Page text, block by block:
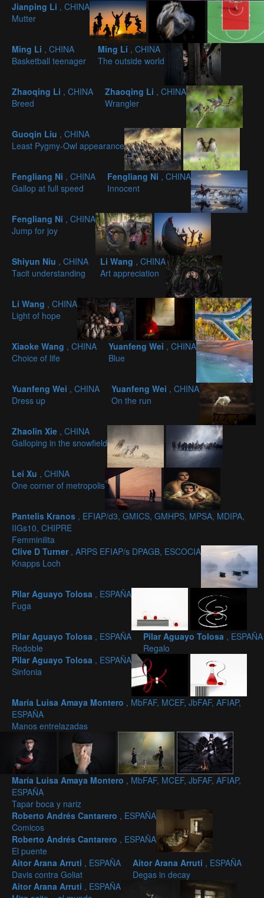
Jianping Li , CHINA
Mutter
Ming Li , CHINA
Basketball teenager
Ming Li , CHINA
The outside world
Zhaoqing Li , CHINA
Breed
Zhaoqing Li , CHINA
Wrangler
Guoqin Liu , CHINA
Least Pygmy-Owl appearance
Fengliang Ni , CHINA
Gallop at full speed
Fengliang Ni , CHINA
Innocent
Fengliang Ni , CHINA
Jump for joy
Shiyun Niu , CHINA
Tacit understanding
Li Wang , CHINA
Art appreciation
Li Wang , CHINA
Light of hope
Xiaoke Wang , CHINA
Choice of life
Yuanfeng Wei , CHINA
Blue
Yuanfeng Wei , CHINA
Dress up
Yuanfeng Wei , CHINA
On the run
Zhaolin Xie , CHINA
Galloping in the snowfield
Lei Xu , CHINA
One corner of metropolis
Pantelis Kranos , EFIAP/d3, GMICS, GMHPS, MPSA, MDIPA,
IIGs10, CHIPRE
Femminilita
Clive D Turner , ARPS EFIAP/s DPAGB, ESCOCIA
Knapps Loch
Pilar Aguayo Tolosa , ESPAÑA
Fuga
Pilar Aguayo Tolosa , ESPAÑA
Redoble
Pilar Aguayo Tolosa , ESPAÑA
Regalo
Pilar Aguayo Tolosa , ESPAÑA
Sinfonia
María Luisa Amaya Montero , MbFAF, MCEF, JbFAF, AFIAP,
ESPAÑA
Manos entrelazadas
María Luisa Amaya Montero , MbFAF, MCEF, JbFAF, AFIAP,
ESPAÑA
Tapar boca y nariz
Roberto Andrés Cantarero , ESPAÑA
Comicos
Roberto Andrés Cantarero , ESPAÑA
El puente
Aitor Arana Arruti , ESPAÑA
Davis contra Goliat
Aitor Arana Arruti , ESPAÑA
Degas in decay
Aitor Arana Arruti , ESPAÑA